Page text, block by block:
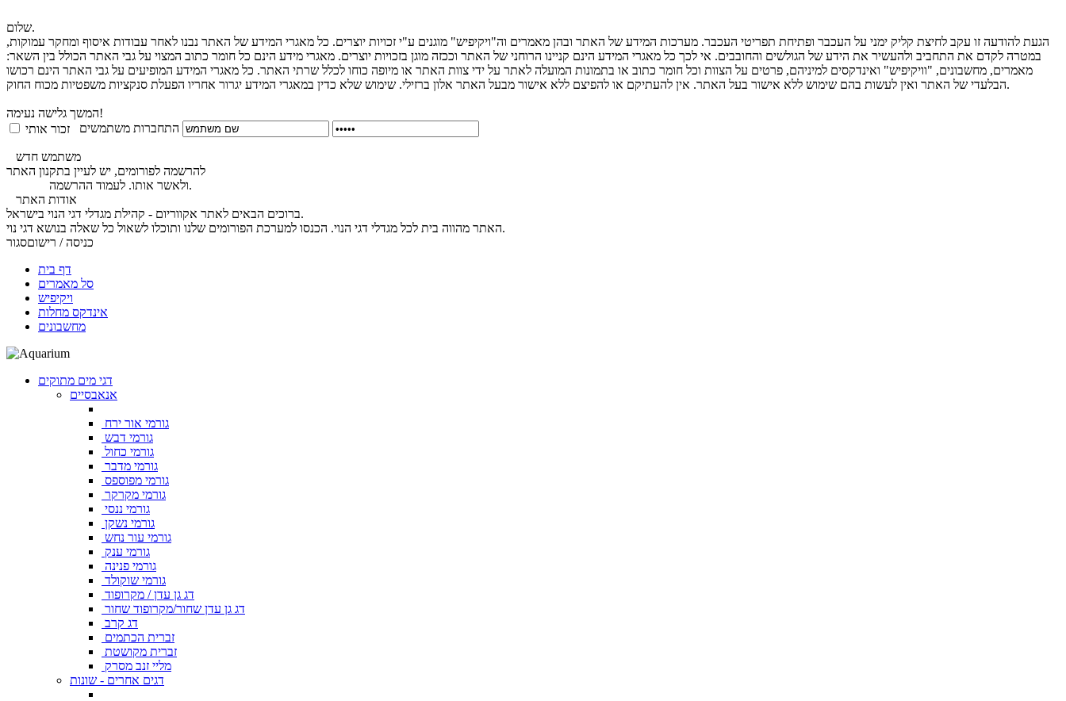
שלום.
הגעת להודעה זו עקב לחיצת קליק ימני על העכבר ופתיחת תפריטי העכבר. מערכות המידע של האתר ובהן מאמרים וה"ויקיפיש" מוגנים ע"י זכויות יוצרים. כל מאגרי המידע של האתר נבנו לאחר עבודות איסוף ומחקר עמוקות,
במטרה לקדם את התחביב ולהעשיר את הידע של הגולשים והחובבים. אי לכך כל מאגרי המידע הינם קניינו הרוחני של האתר וככזה מוגן בזכויות יוצרים. מאגרי מידע הינם כל חומר כתוב המצוי על גבי האתר הכולל בין השאר:
מאמרים, מחשבונים, "וויקיפיש" ואינדקסים למיניהם, פרטים על הצוות וכל חומר כתוב או בתמונות המועלה לאתר על ידי צוות האתר או מיופה כוחו לכלל שרתי האתר. כל מאגרי המידע המופיעים על גבי האתר הינם רכושו
הבלעדי של האתר ואין לעשות בהם שימוש ללא אישור בעל האתר. אין להעתיקם או להפיצם ללא אישור מבעל האתר אלון ברזילי. שימוש שלא כדין במאגרי המידע יגרור אחריו הפעלת סנקציות משפטיות מכוח החוק.
המשך גלישה נעימה!
התחברות משתמשים
זכור אותי
משתמש חדש
להרשמה לפורומים, יש לעיין בתקנון האתר
ולאשר אותו. לעמוד ההרשמה.
אודות האתר
ברוכים הבאים לאתר אקווריום - קהילת מגדלי דגי הנוי בישראל.
האתר מהווה בית לכל מגדלי דגי הנוי. הכנסו למערכת הפורומים שלנו ותוכלו לשאול כל שאלה בנושא דגי נוי.
כניסה / רישוםסגור
דף בית
סל מאמרים
ויקיפיש
אינדקס מחלות
מחשבונים
דגי מים מתוקים
אנאבסיים
גורמי אור ירח
גורמי דבש
גורמי כחול
גורמי מדבר
גורמי מפוספס
גורמי מקרקר
גורמי ננסי
גורמי נשקן
גורמי עור נחש
גורמי ענק
גורמי פנינה
גורמי שוקולד
דג גן עדן / מקרופוד
דג גן עדן שחור/מקרופוד שחור
דג קרב
זברית הכתמים
זברית מקושטת
מליי זנב מסרק
דגים אחרים - שונות